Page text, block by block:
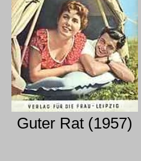
Guter Rat (1957)